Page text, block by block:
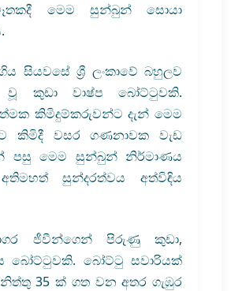
මෙම සුන්බුන් සොයා
සියවසේ ශ්‍රී ලංකාවේ බහුලව
වූ කුඩා වාෂ්ප බෝට්ටුවකි.
කිමිදුම්කරුවන්ට දැන් මෙම
කිමිදී වසර ගණනාවක වැඩ
පසු මෙම සුන්බුන් නිර්මාණය
සුන්දරත්වය අත්විඳිය
ජීවීන්ගෙන් පිරුණු කුඩා,
බෝට්ටුවකි. බෝට්ටු සවාරියක්
35 ක් ගත වන අතර ගැඹුර